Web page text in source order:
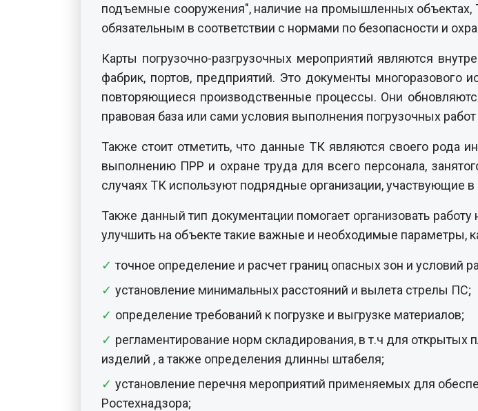
подъемные сооружения", наличие на промышленных объектах,
обязательным в соответствии с нормами по безопасности и
Карты погрузочно-разгрузочных мероприятий являются
фабрик, портов, предприятий. Это документы многоразового
повторяющиеся производственные процессы. Они
правовая база или сами условия выполнения погрузочных
Также стоит отметить, что данные ТК являются своего рода
выполнению ПРР и охране труда для всего персонала,
случаях ТК используют подрядные организации, участвующие
Также данный тип документации помогает организовать
улучшить на объекте такие важные и необходимые параметры,
точное определение и расчет границ опасных зон и условий
установление минимальных расстояний и вылета стрелы ПС;
определение требований к погрузке и выгрузке материалов;
регламентирование норм складирования, в т.ч для
изделий , а также определения длинны штабеля;
установление перечня мероприятий применяемых для
Ростехнадзора;